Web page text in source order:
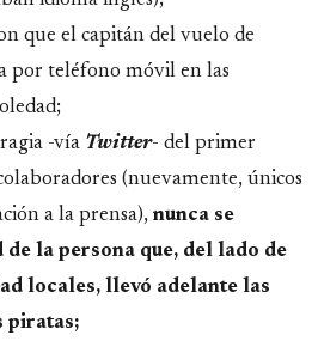
que el capitán del vuelo de
por teléfono móvil en las
-vía Twitter- del primer
(nuevamente, únicos
a la prensa), nunca se
la persona que, del lado de
locales, llevó adelante las
piratas;